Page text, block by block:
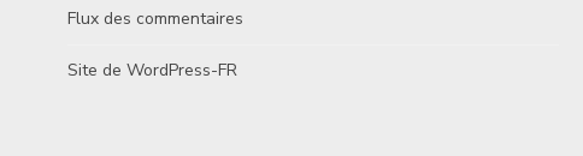
Flux des commentaires
Site de WordPress-FR